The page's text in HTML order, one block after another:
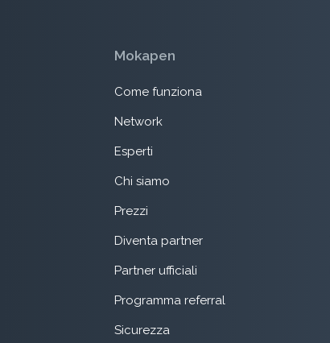
Mokapen
Come funziona
Network
Esperti
Chi siamo
Prezzi
Diventa partner
Partner ufficiali
Programma referral
Sicurezza